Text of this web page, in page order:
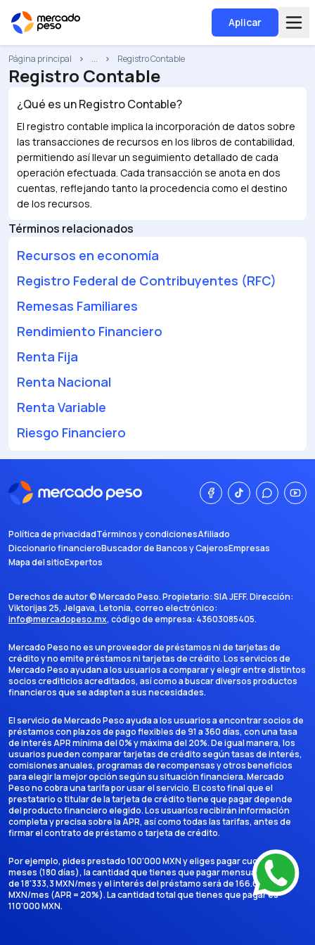
Aplicar
Página principal ... Registro Contable
Registro Contable
¿Qué es unRegistro Contable?
El registro contable implica la incorporación de datos sobre
las transacciones de recursos en los libros de contabilidad,
permitiendo así llevar un seguimiento detallado de cada
operación efectuada. Cada transacción se anota en dos
cuentas, reflejando tanto la procedencia como el destino
de los recursos.
Términos relacionados
Recursos en economía
Registro Federal de Contribuyentes (RFC)
Remesas Familiares
Rendimiento Financiero
Renta Fija
Renta Nacional
Renta Variable
Riesgo Financiero
Política de privacidadTérminos y condicionesAfiliado
Diccionario financieroBuscador de Bancos y CajerosEmpresas
Mapa del sitioExpertos
Derechos de autor ©Mercado Peso. Propietario:SIA JEFF. Dirección:
Viktorijas 25, Jelgava, Letonia, correo electrónico:
info@mercadopeso.mx, código de empresa: 43603085405.
Mercado Peso no es un proveedor de préstamos ni de tarjetas de
crédito y no emite préstamos ni tarjetas de crédito. Los servicios de
Mercado Peso ayudan a los usuarios a comparar y elegir entre distintos
socios crediticios acreditados, así como a buscar diversos productos
financieros que se adapten a sus necesidades.
El servicio de Mercado Peso ayuda a los usuarios a encontrar socios de
préstamos con plazos de pago flexibles de 91 a 360 días, con una tasa
de interés APR mínima del 0% y máxima del 20%. De igual manera, los
usuarios pueden comparar tarjetas de crédito según tasas de interés,
comisiones anuales, programas de recompensas y otros beneficios
para elegir la mejor opción según su situación financiera. Mercado
Peso no cobra una tarifa por usar el servicio. El costo final que el
prestatario o titular de la tarjeta de crédito tiene que pagar depende
del producto financiero elegido. Los usuarios recibirán información
completa y precisa sobre la APR, así como todas las tarifas, antes de
firmar el contrato de préstamo o tarjeta de crédito.
Por ejemplo, pides prestado 100'000 MXN y eliges pagar cuotas en 6
meses (180 días), la cantidad que tienes que pagar mensualmente es
de 18'333,3 MXN/mes y el interés del préstamo será de 166.666,7
MXN/mes (APR = 20%). La cantidad total que tienes que pagar es
110'000 MXN.